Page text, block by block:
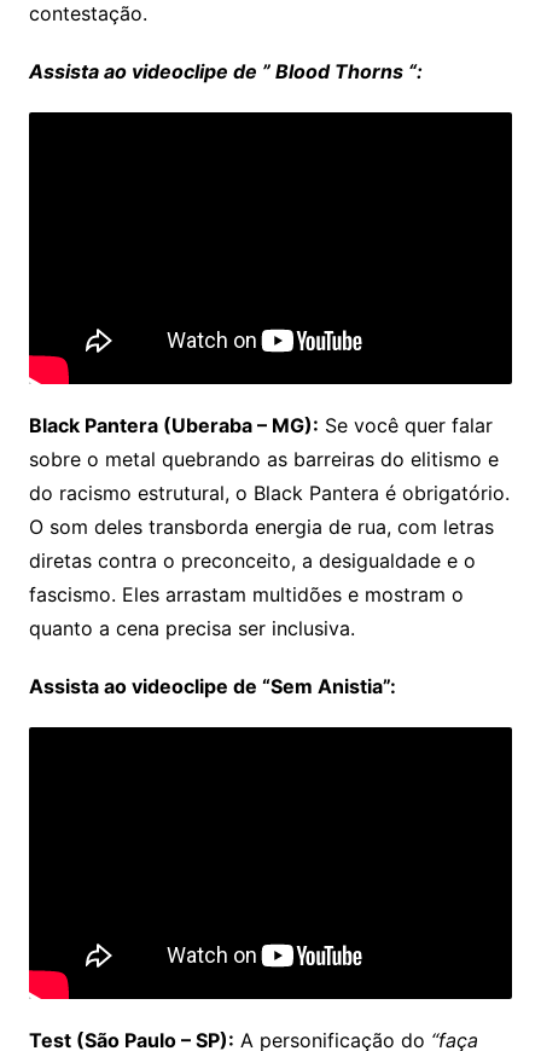
contestação.
Assista ao videoclipe de ” Blood Thorns “:
Black Pantera (Uberaba – MG): Se você quer falar
sobre o metal quebrando as barreiras do elitismo e
do racismo estrutural, o Black Pantera é obrigatório.
O som deles transborda energia de rua, com letras
diretas contra o preconceito, a desigualdade e o
fascismo. Eles arrastam multidões e mostram o
quanto a cena precisa ser inclusiva.
Assista ao videoclipe de “Sem Anistia”:
Test (São Paulo – SP): A personificação do “faça